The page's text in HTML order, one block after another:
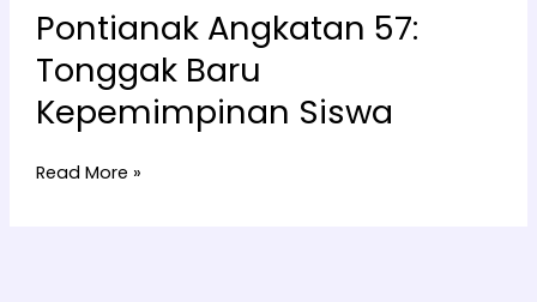
Pontianak Angkatan 57:
Tonggak Baru
Kepemimpinan Siswa
Read More »